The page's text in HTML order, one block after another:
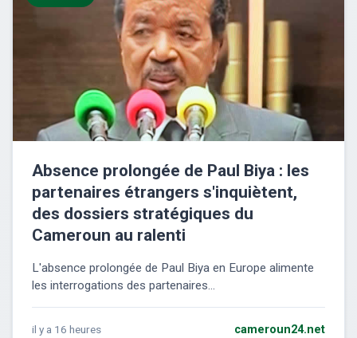
Absence prolongée de Paul Biya : les
partenaires étrangers s'inquiètent,
des dossiers stratégiques du
Cameroun au ralenti
L'absence prolongée de Paul Biya en Europe alimente
les interrogations des partenaires...
il y a 16 heures cameroun24.net